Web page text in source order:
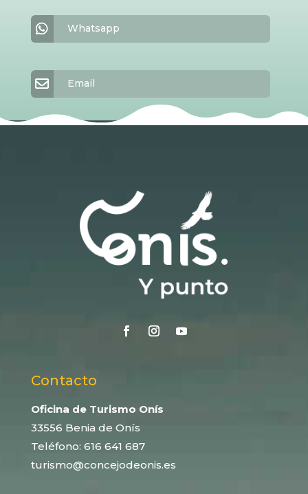
Whatsapp
Email
Contacto
Oficina de Turismo Onís
33556 Benia de Onís
Teléfono: 616 641 687
turismo@concejodeonis.es